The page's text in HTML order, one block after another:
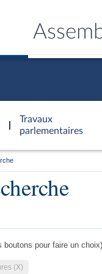
Travaux
parlementaires
boutons pour faire un choix)
(X)